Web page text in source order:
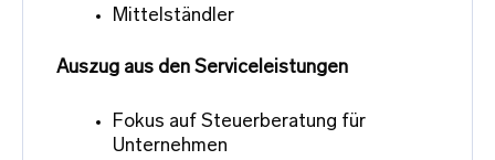
Mittelständler
Auszug aus den Serviceleistungen
Fokus auf Steuerberatung für
Unternehmen